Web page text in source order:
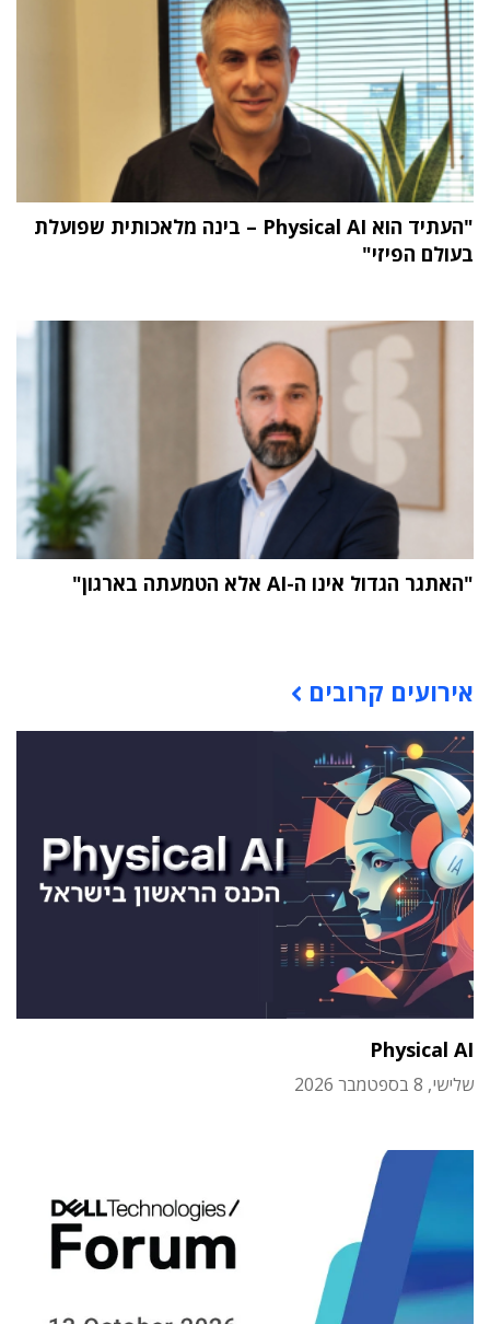
"העתיד הוא Physical AI – בינה מלאכותית שפועלת
בעולם הפיזי"
"האתגר הגדול אינו ה-AI אלא הטמעתה בארגון"
אירועים קרובים
Physical AI
שלישי, 8 בספטמבר 2026